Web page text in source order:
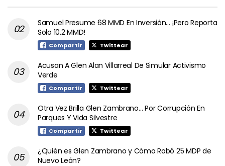
Samuel Presume 68 MMD En Inversión… ¡Pero Reporta
Solo 10.2 MMD!
Compartir Twittear
Acusan A Glen Alan Villarreal De Simular Activismo
Verde
Compartir Twittear
Otra Vez Brilla Glen Zambrano… Por Corrupción En
Parques Y Vida Silvestre
Compartir Twittear
¿Quién es Glen Zambrano y Cómo Robó 25 MDP de
Nuevo León?